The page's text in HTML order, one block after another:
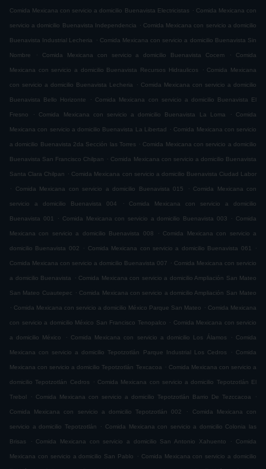
Comida Mexicana con servicio a domicilio Buenavista Electricistas . Comida Mexicana con
servicio a domicilio Buenavista Independencia . Comida Mexicana con servicio a domicilio
Buenavista Industrial Lecheria . Comida Mexicana con servicio a domicilio Buenavista Sin
Nombre . Comida Mexicana con servicio a domicilio Buenavista Cocem . Comida
Mexicana con servicio a domicilio Buenavista Recursos Hidraulicos . Comida Mexicana
con servicio a domicilio Buenavista Lecheria . Comida Mexicana con servicio a domicilio
Buenavista Bello Horizonte . Comida Mexicana con servicio a domicilio Buenavista El
Fresno . Comida Mexicana con servicio a domicilio Buenavista La Loma . Comida
Mexicana con servicio a domicilio Buenavista La Libertad . Comida Mexicana con servicio
a domicilio Buenavista 2da Sección las Torres . Comida Mexicana con servicio a domicilio
Buenavista San Francisco Chilpan . Comida Mexicana con servicio a domicilio Buenavista
Santa Clara Chilpan . Comida Mexicana con servicio a domicilio Buenavista Ciudad Labor
.
Comida Mexicana con servicio a domicilio Buenavista 015 . Comida Mexicana con
servicio a domicilio Buenavista 004 . Comida Mexicana con servicio a domicilio
Buenavista 001 . Comida Mexicana con servicio a domicilio Buenavista 003 . Comida
Mexicana con servicio a domicilio Buenavista 008 . Comida Mexicana con servicio a
domicilio Buenavista 002 . Comida Mexicana con servicio a domicilio Buenavista 061 .
Comida Mexicana con servicio a domicilio Buenavista 007 . Comida Mexicana con servicio
a domicilio Buenavista . Comida Mexicana con servicio a domicilio Ampliación San Mateo
San Mateo Cuautepec . Comida Mexicana con servicio a domicilio Ampliación San Mateo
. Comida Mexicana con servicio a domicilio México Parque San Mateo . Comida Mexicana
con servicio a domicilio México San Francisco Tenopalco . Comida Mexicana con servicio
a domicilio México . Comida Mexicana con servicio a domicilio Los Álamos . Comida
Mexicana con servicio a domicilio Tepotzotlán Parque Industrial Los Cedros . Comida
Mexicana con servicio a domicilio Tepotzotlán Texcacoa . Comida Mexicana con servicio a
domicilio Tepotzotlán Cedros . Comida Mexicana con servicio a domicilio Tepotzotlán El
Trebol . Comida Mexicana con servicio a domicilio Tepotzotlán Barrio De Tezccacoa .
Comida Mexicana con servicio a domicilio Tepotzotlán 002 . Comida Mexicana con
servicio a domicilio Tepotzotlán . Comida Mexicana con servicio a domicilio Colonia las
Brisas . Comida Mexicana con servicio a domicilio San Antonio Xahuento . Comida
Mexicana con servicio a domicilio San Pablo . Comida Mexicana con servicio a domicilio